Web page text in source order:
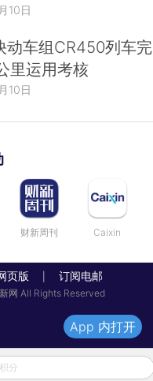
10日
动车组CR450列车完
里运用考核
10日
财新周刊 Caixin
页版 订阅电邮
网 All Rights Reserved
分
App 内打开